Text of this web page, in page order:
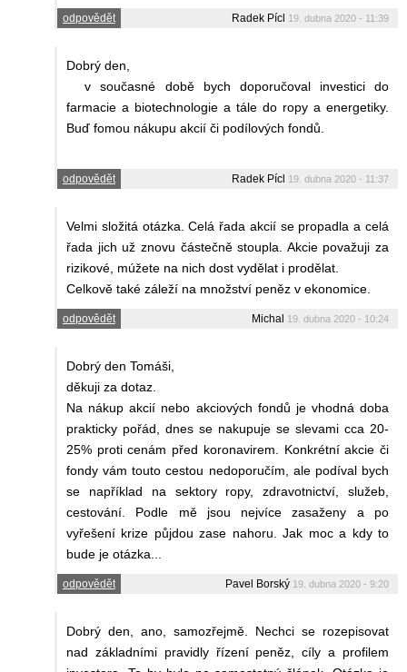
odpovědět Radek Pícl 19. dubna 2020 - 11:39
Dobrý den,
v současné době bych doporučoval investici do
farmacie a biotechnologie a tále do ropy a energetiky.
Buď fomou nákupu akcií či podílových fondů.
odpovědět Radek Pícl 19. dubna 2020 - 11:37
Velmi složitá otázka. Celá řada akcií se propadla a celá
řada jich už znovu částečně stoupla. Akcie považuji za
rizikové, múžete na nich dost vydělat i prodělat.
Celkově také záleží na množství peněz v ekonomice.
odpovědět Michal 19. dubna 2020 - 10:24
Dobrý den Tomáši,
děkuji za dotaz.
Na nákup akcií nebo akciových fondů je vhodná doba
prakticky pořád, dnes se nakupuje se slevami cca 20-
25% proti cenám před koronavirem. Konkrétní akcie či
fondy vám touto cestou nedoporučím, ale podíval bych
se například na sektory ropy, zdravotnictví, služeb,
cestování. Podle mě jsou nejvíce zasaženy a po
vyřešení krize půjdou zase nahoru. Jak moc a kdy to
bude je otázka...
odpovědět Pavel Borský 19. dubna 2020 - 9:20
Dobrý den, ano, samozřejmě. Nechci se rozepisovat
nad základními pravidly řízení peněz, cíly a profilem